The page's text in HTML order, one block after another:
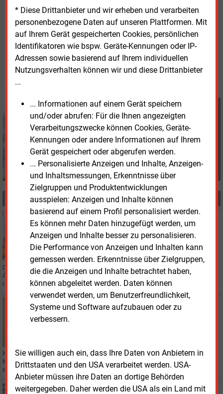
* Diese Drittanbieter und wir erheben und verarbeiten
personenbezogene Daten auf unseren Plattformen. Mit
auf Ihrem Gerät gespeicherten Cookies, persönlichen
Identifikatoren wie bspw. Geräte-Kennungen oder IP-
Adressen sowie basierend auf Ihrem individuellen
Nutzungsverhalten können wir und diese Drittanbieter
...
... Informationen auf einem Gerät speichern
und/oder abrufen: Für die Ihnen angezeigten
Verarbeitungszwecke können Cookies, Geräte-
Kennungen oder andere Informationen auf Ihrem
Gerät gespeichert oder abgerufen werden.
... Personalisierte Anzeigen und Inhalte, Anzeigen-
und Inhaltsmessungen, Erkenntnisse über
Zielgruppen und Produktentwicklungen
ausspielen: Anzeigen und Inhalte können
basierend auf einem Profil personalisiert werden.
Es können mehr Daten hinzugefügt werden, um
Anzeigen und Inhalte besser zu personalisieren.
Die Performance von Anzeigen und Inhalten kann
gemessen werden. Erkenntnisse über Zielgruppen,
die die Anzeigen und Inhalte betrachtet haben,
können abgeleitet werden. Daten können
verwendet werden, um Benutzerfreundlichkeit,
Systeme und Software aufzubauen oder zu
verbessern.
Sie willigen auch ein, dass Ihre Daten von Anbietern in
Drittstaaten und den USA verarbeitet werden. USA-
Anbieter müssen ihre Daten an dortige Behörden
weitergegeben. Daher werden die USA als ein Land mit
nach dem Motto „von der Kohle zur KI“.
Freitag, 21.02.2025, 16:09 Uhr
Davina Spohn
© 2026 Energie & Management GmbH
Davina Spohn
+49 (0) 8152 9311 18
d.spohn@energie-und-
management.de
MEHR ZUM THEMA
VERTRIEB
Deutsche Glasfaser und EWE wollen kooperieren
Das Glasfaser-Unternehmen und die EWE-Tochter haben eine
Absichtserklärung für eine sogenannte Open-Access-Partnerschaft
unterzeichnet.
Donnerstag, 27.02.2025, 12:27
Österreich: Meter Rollout bei annähernd 100 Prozent
Nicht immer haben es die Netzbetreiber leicht, die digitalen Zähler an den
Mann zu bringen. Doch das Ausrollungsziel für Ende 2024 wurde wohl
erreicht, hieß es bei der IEWT in Wien.
Donnerstag, 20.02.2025, 16:09